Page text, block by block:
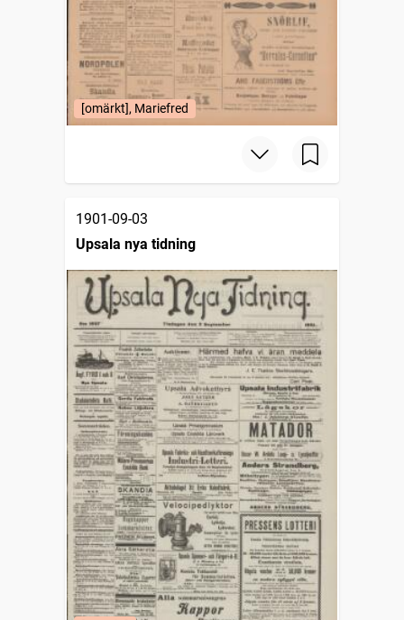
[omärkt], Mariefred
1901-09-03
Upsala nya tidning